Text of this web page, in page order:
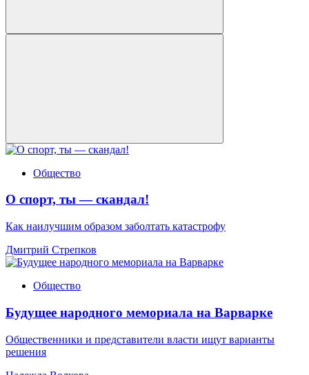
Общество
О спорт, ты — скандал!
Как наилучшим образом заболтать катастрофу
Дмитрий Стрепков
Общество
Будущее народного мемориала на Варварке
Общественники и представители власти ищут варианты
решения